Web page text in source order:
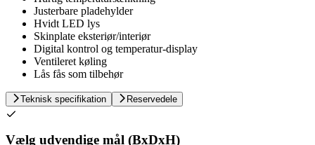
Justerbare pladehylder
Hvidt LED lys
Skinplate eksteriør/interiør
Digital kontrol og temperatur-display
Ventileret køling
Lås fås som tilbehør
Teknisk specifikation Reservedele
Vælg udvendige mål (BxDxH)